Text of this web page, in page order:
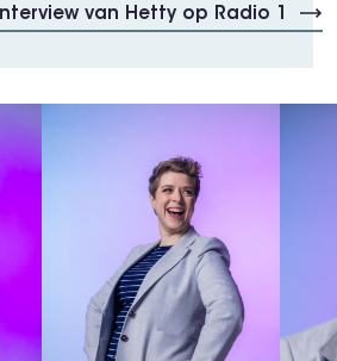
van Hetty op Radio 1